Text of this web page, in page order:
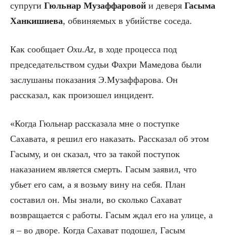
супруги Гюльнар Музаффаровой и деверя Гасыма
Ханкишиева, обвиняемых в убийстве соседа.
Как сообщает Oxu.Az, в ходе процесса под
председательством судьи Фахри Мамедова были
заслушаны показания Э.Музаффарова. Он
рассказал, как произошел инцидент.
«Когда Гюльнар рассказала мне о поступке
Сахавата, я решил его наказать. Рассказал об этом
Гасыму, и он сказал, что за такой поступок
наказанием является смерть. Гасым заявил, что
убьет его сам, а я возьму вину на себя. План
составил он. Мы знали, во сколько Сахават
возвращается с работы. Гасым ждал его на улице, а
я – во дворе. Когда Сахават подошел, Гасым